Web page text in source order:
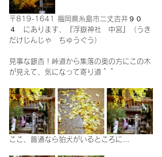
〒819-1641 福岡県糸島市二丈吉井９０
４　にあります、『浮嶽神社　中宮』（うき
だけじんじゃ　ちゅうぐう）
見事な銀杏！峠道から集落の奥の方にこの木
が見えて、気になって寄り道＾＾
ここ、普通なら狛犬がいるところに…